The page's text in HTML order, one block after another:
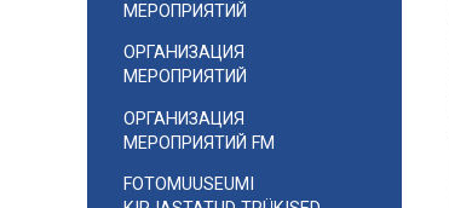
МЕРОПРИЯТИЙ
ОРГАНИЗАЦИЯ
МЕРОПРИЯТИЙ
ОРГАНИЗАЦИЯ
МЕРОПРИЯТИЙ FM
FOTOMUUSEUMI